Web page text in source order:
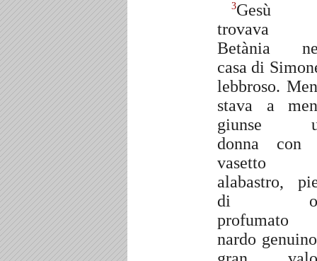
3Gesù
trovava
Betània
casa di
lebbroso.
stava a
giunse
donna con
vasetto
alabastro,
di
nardo